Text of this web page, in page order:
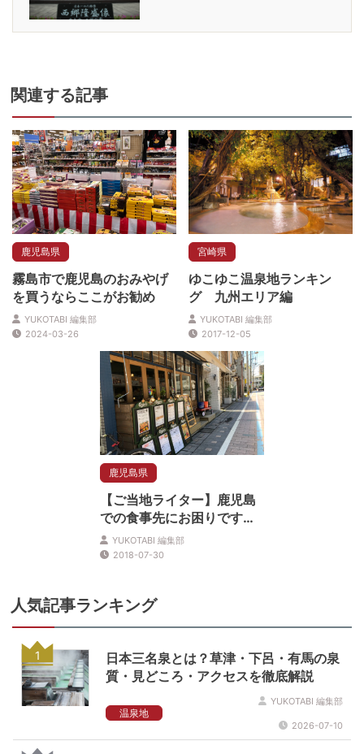
関連する記事
鹿児島県
霧島市で鹿児島のおみやげ
を買うならここがお勧め
YUKOTABI 編集部
2024-03-26
宮崎県
ゆこゆこ温泉地ランキン
グ 九州エリア編
YUKOTABI 編集部
2017-12-05
鹿児島県
【ご当地ライター】鹿児島
での食事先にお困りです
か？お子様連れも嬉しい！
キッズスペース充実のカフ
YUKOTABI 編集部
2018-07-30
人気記事ランキング
1
日本三名泉とは？草津・下呂・有馬の泉
質・見どころ・アクセスを徹底解説
温泉地
YUKOTABI 編集部
2026-07-10